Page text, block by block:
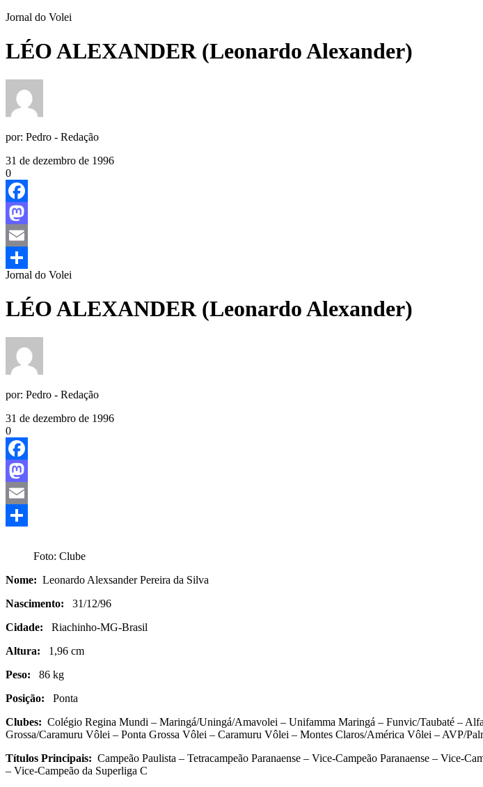
Jornal do Volei
LÉO ALEXANDER (Leonardo Alexander)
por: Pedro - Redação
31 de dezembro de 1996
0
Facebook
Mastodon
Email
Share
Jornal do Volei
LÉO ALEXANDER (Leonardo Alexander)
por: Pedro - Redação
31 de dezembro de 1996
0
Facebook
Mastodon
Email
Foto: Clube
Nome: Leonardo Alexsander Pereira da Silva
Nascimento: 31/12/96
Cidade: Riachinho-MG-Brasil
Altura: 1,96 cm
Peso: 86 kg
Posição: Ponta
Clubes: Colégio Regina Mundi – Maringá/Uningá/Amavolei – Unifamma Maringá – Funvic/Taubaté –
Grossa/Caramuru Vôlei – Ponta Grossa Vôlei – Caramuru Vôlei – Montes Claros/América Vôlei – AVP/
Títulos Principais: Campeão Paulista – Tetracampeão Paranaense – Vice-Campeão Paranaense – Vice-
– Vice-Campeão da Superliga C